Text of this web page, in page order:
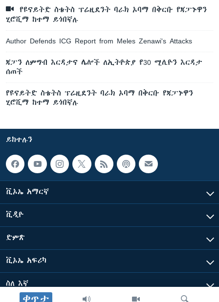
ቀጥታ
የዩናይትድ ስቴትስ ፕሬዚደንት ባራክ ኦባማ በቅርቡ የጃፓኑዋን
ሂሮሺማ ከተማ ይጎበኛሉ
Author Defends ICG Report from Meles Zenawi's Attacks
ጃፓን ለምግብ እርዳታና ሌሎች ለኢትዮጵያ የ30 ሚሊዮን እርዳታ
ሰጠች
የዩናይትድ ስቴትስ ፕሬዚደንት ባራክ ኦባማ በቅርቡ የጃፓኑዋን
ሂሮሺማ ከተማ ይጎበኛሉ
ይከተሉን
ቪኦኤ አማርኛ
ቪዲዮ
ድምጽ
ቪኦኤ አፍሪካ
ስለ እኛ